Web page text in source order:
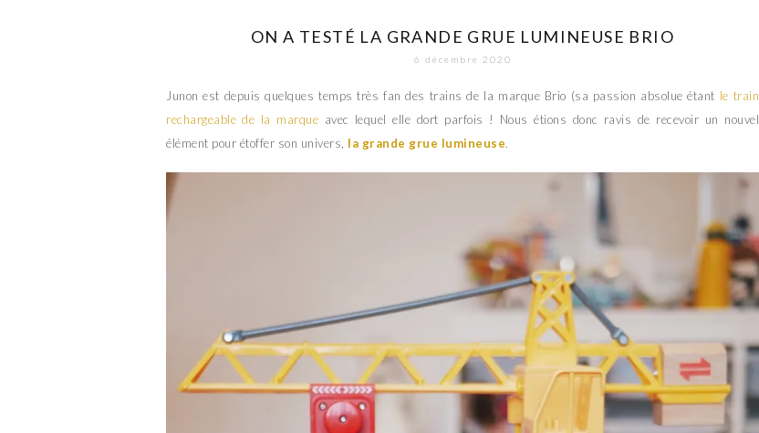
ON A TESTÉ LA GRANDE GRUE LUMINEUSE BRIO
6 décembre 2020
Junon est depuis quelques temps très fan des trains de la marque Brio (sa passion absolue étant le train
rechargeable de la marque avec lequel elle dort parfois ! Nous étions donc ravis de recevoir un nouvel
élément pour étoffer son univers, la grande grue lumineuse.